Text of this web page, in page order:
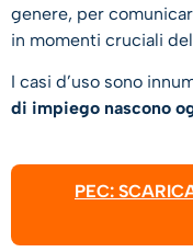
genere, per
in momenti cruciali
I casi d’uso sono
di impiego nascono
PEC: